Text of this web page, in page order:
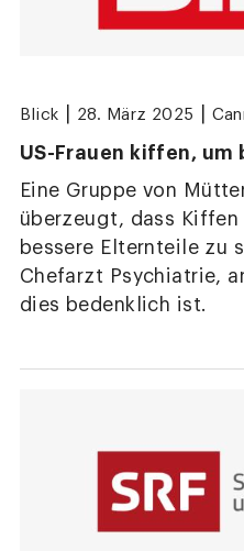
Blick 28. März 2025
US-Frauen kiffen, um
Eine Gruppe von
überzeugt, dass
bessere Elternteile zu
Chefarzt Psychiatrie,
dies bedenklich ist.